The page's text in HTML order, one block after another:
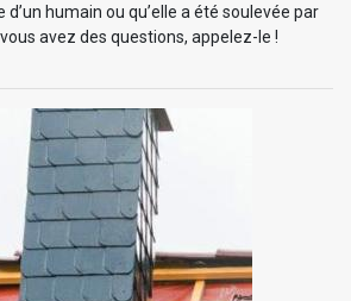
d’un humain ou qu’elle a été soulevée par
avez des questions, appelez-le !